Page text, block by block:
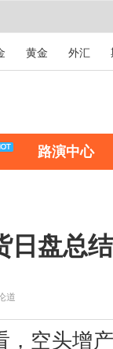
黄金 外汇
路演中心
日盘总结
道
空头增产